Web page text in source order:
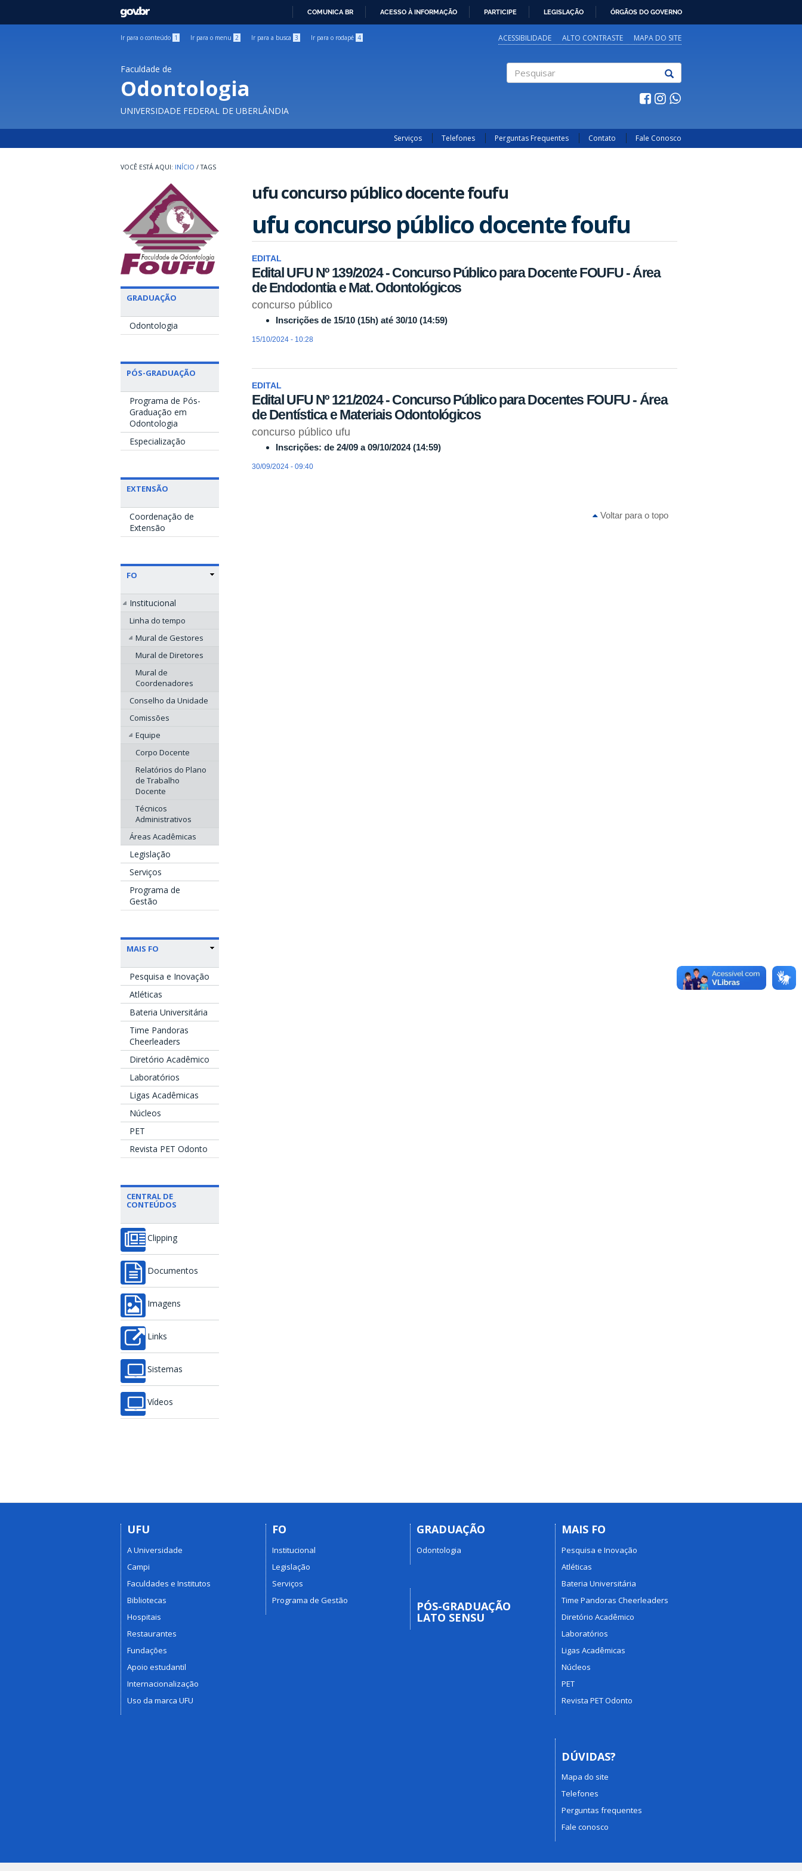
GOVBR
COMUNICA BR ACESSO À INFORMAÇÃO PARTICIPE LEGISLAÇÃO ÓRGÃOS DO GOVERNO
Ir para o conteúdo 1 Ir para o menu 2 Ir para a busca 3 Ir para o rodapé 4 ACESSIBILIDADE ALTO CONTRASTE MAPA DO SITE
Faculdade de
Odontologia
UNIVERSIDADE FEDERAL DE UBERLÂNDIA
Serviços Telefones Perguntas Frequentes Contato Fale Conosco
INÍCIO / TAGS
GRADUAÇÃO
Odontologia
PÓS-GRADUAÇÃO
Programa de Pós-
Graduação em
Odontologia
Especialização
EXTENSÃO
Coordenação de
Extensão
FO
Institucional
Linha do tempo
Mural de Gestores
Mural de Diretores
Mural de
Coordenadores
Conselho da Unidade
Comissões
Equipe
Corpo Docente
Relatórios do Plano
de Trabalho
Docente
Técnicos
Administrativos
Áreas Acadêmicas
Legislação
Serviços
Programa de
Gestão
MAIS FO
Pesquisa e Inovação
Atléticas
Bateria Universitária
Time Pandoras
Cheerleaders
Diretório Acadêmico
Laboratórios
Ligas Acadêmicas
Núcleos
PET
Revista PET Odonto
CENTRAL DE
CONTEÚDOS
Clipping
Documentos
Imagens
Links
Sistemas
Vídeos
ufu concurso público docente foufu
ufu concurso público docente foufu
EDITAL
Edital UFU Nº 139/2024 - Concurso Público para Docente FOUFU - Área
de Endodontia e Mat. Odontológicos
concurso público
Inscrições de 15/10 (15h) até 30/10 (14:59)
15/10/2024 - 10:28
EDITAL
Edital UFU Nº 121/2024 - Concurso Público para Docentes FOUFU - Área
de Dentística e Materiais Odontológicos
concurso público ufu
Inscrições: de 24/09 a 09/10/2024 (14:59)
30/09/2024 - 09:40
Voltar para o topo
UFU
A Universidade
Campi
Faculdades e Institutos
Bibliotecas
Hospitais
Restaurantes
Fundações
Apoio estudantil
Internacionalização
Uso da marca UFU
FO
Institucional
Legislação
Serviços
Programa de Gestão
GRADUAÇÃO
Odontologia
PÓS-GRADUAÇÃO
LATO SENSU
MAIS FO
Pesquisa e Inovação
Atléticas
Bateria Universitária
Time Pandoras Cheerleaders
Diretório Acadêmico
Laboratórios
Ligas Acadêmicas
Núcleos
PET
Revista PET Odonto
DÚVIDAS?
Mapa do site
Telefones
Perguntas frequentes
Fale conosco